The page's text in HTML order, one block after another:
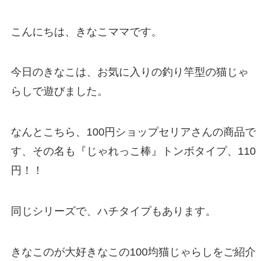
こんにちは、きなこママです。
今日のきなこは、 お気に入りの釣り竿型の猫じゃ
らし で遊びました。
なんとこちら、100円ショップセリアさんの商品で
す、その名も
『じゃれっこ棒』
トンボタイプ、110
円！！
同じシリーズで、ハチタイプもあります。
きなこのが大好きなこの100均猫じゃらしをご紹介